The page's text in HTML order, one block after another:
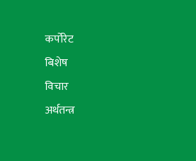
कर्पोरेट
बिशेष
विचार
अर्थतन्त्र